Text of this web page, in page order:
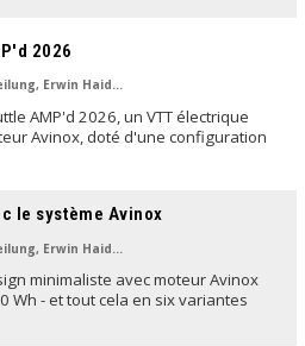
2026
Erwin Haiden
AMP'd 2026, un VTT électrique
Avinox, doté d'une configuration
le système Avinox
Erwin Haiden
minimaliste avec moteur Avinox
Wh - et tout cela en six variantes